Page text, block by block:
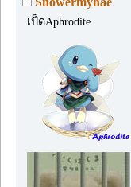
เป็ดAphrodite